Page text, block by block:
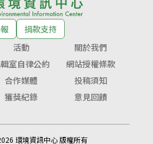
捐款支持
活動
關於我們
室自律公約
網站授權條款
合作媒體
投稿須知
獲獎紀錄 意見回饋
環境資訊中心 版權所有